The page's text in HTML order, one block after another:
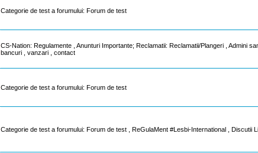
Categorie de test a forumului: Forum de test
CS-Nation: Regulamente , Anunturi Importante; Reclamatii: Reclamatii/Plangeri , Admini
bancuri , vanzari , contact
Categorie de test a forumului: Forum de test
Categorie de test a forumului: Forum de test , ReGulaMent #Lesbi-International , Discutii